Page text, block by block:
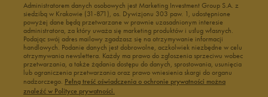
Administratorem danych osobowych jest Marketing Investment Group S.A. z
siedzibą w Krakowie (31-871), os. Dywizjonu 303 paw. 1, udostępnione
powyżej dane będą przetwarzane w prawnie uzasadnionym interesie
administratora, za który uważa się marketing produktów i usług własnych.
Podając swój adres mailowy zgadzasz się na otrzymywanie informacji
handlowych. Podanie danych jest dobrowolne, aczkolwiek niezbędne w celu
otrzymywania newslettera. Każdy ma prawo do zgłoszenia sprzeciwu wobec
przetwarzania, a także żądania dostępu do danych, sprostowania, usunięcia
lub ograniczenia przetwarzania oraz prawo wniesienia skargi do organu
nadzorczego. Pełną treść oświadczenia o ochronie prywatności można
znaleźć w Polityce prywatności.